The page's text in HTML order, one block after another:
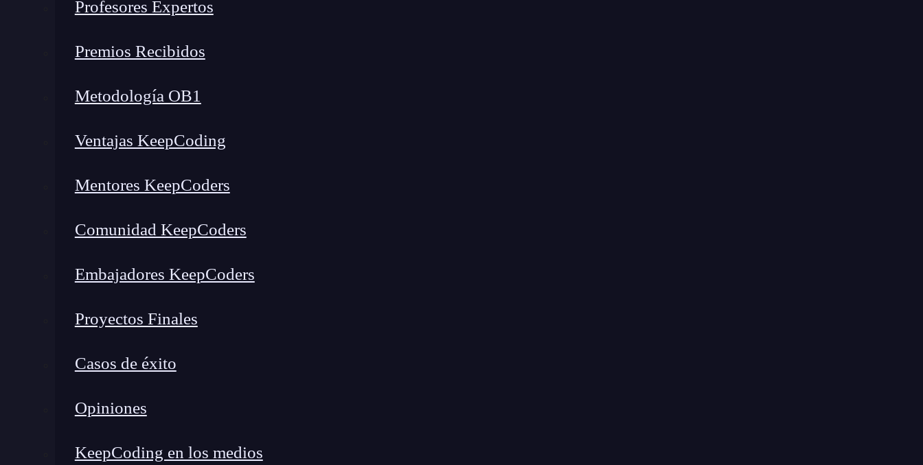
Profesores Expertos
Premios Recibidos
Metodología OB1
Ventajas KeepCoding
Mentores KeepCoders
Comunidad KeepCoders
Embajadores KeepCoders
Proyectos Finales
Casos de éxito
Opiniones
KeepCoding en los medios
Noticias recientes del mundo tech